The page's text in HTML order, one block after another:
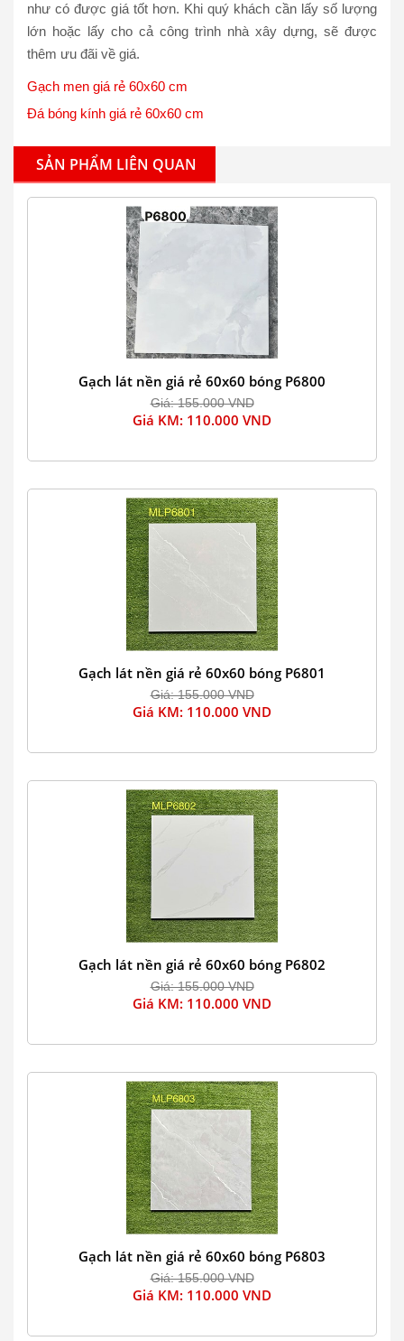
như có được giá tốt hơn. Khi quý khách cần lấy số lượng
lớn hoặc lấy cho cả công trình nhà xây dựng, sẽ được
thêm ưu đãi về giá.
Gạch men giá rẻ 60x60 cm
Đá bóng kính giá rẻ 60x60 cm
SẢN PHẨM LIÊN QUAN
Gạch lát nền giá rẻ 60x60 bóng P6800
Giá: 155.000 VND
Giá KM: 110.000 VND
Gạch lát nền giá rẻ 60x60 bóng P6801
Giá: 155.000 VND
Giá KM: 110.000 VND
Gạch lát nền giá rẻ 60x60 bóng P6802
Giá: 155.000 VND
Giá KM: 110.000 VND
Gạch lát nền giá rẻ 60x60 bóng P6803
Giá: 155.000 VND
Giá KM: 110.000 VND